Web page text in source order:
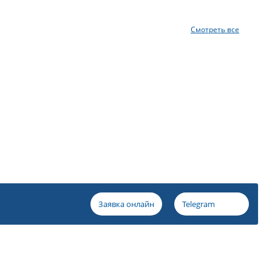
Смотреть все
Заявка онлайн Telegram